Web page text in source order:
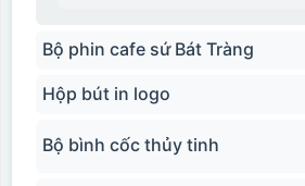
Bộ phin cafe sứ Bát Tràng
Hộp bút in logo
Bộ bình cốc thủy tinh